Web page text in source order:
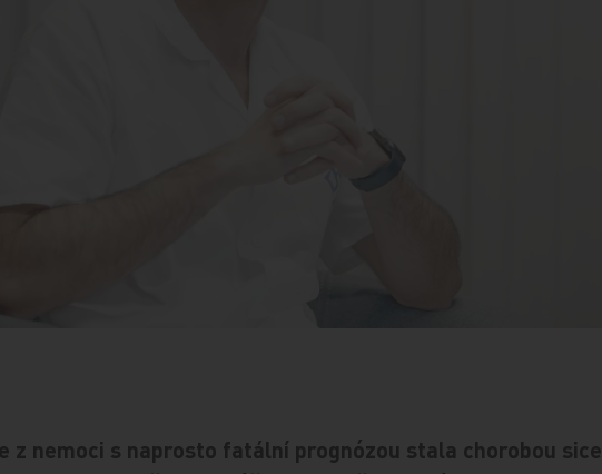
z nemoci s naprosto fatální prognózou stala chorobou sice